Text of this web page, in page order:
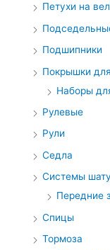
Петухи на
Подшипники
Покрышки
Наборы
Рулевые
Рули
Седла
Системы
Передние
Спицы
Тормоза